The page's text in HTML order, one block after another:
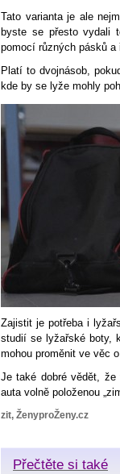
Tato varianta je ale
byste se přesto vydali
pomocí různých pásků a
Platí to dvojnásob,
kde by se lyže mohly
Zajistit je potřeba i
studií se lyžařské boty,
mohou proměnit ve věc
Je také dobré vědět,
auta volně položenou
zit, ŽenyproŽeny.cz
Přečtěte si také